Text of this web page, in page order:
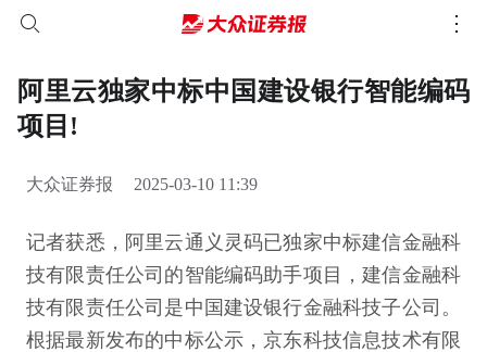
阿里云独家中标中国建设银行智能编码
项目!
大众证券报 2025-03-10 11:39
记者获悉，阿里云通义灵码已独家中标建信金融科
技有限责任公司的智能编码助手项目，建信金融科
技有限责任公司是中国建设银行金融科技子公司。
根据最新发布的中标公示，京东科技信息技术有限